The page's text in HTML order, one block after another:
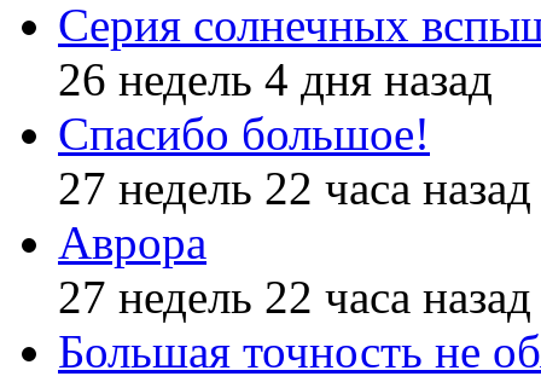
Серия солнечных
26 недель 4 дня назад
Спасибо большое!
27 недель 22 часа назад
Аврора
27 недель 22 часа назад
Большая точность не